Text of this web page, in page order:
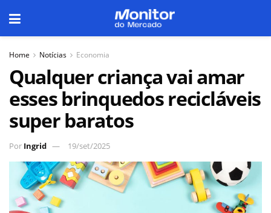
Home Notícias Economia
Qualquer criança vai amar
esses brinquedos recicláveis
super baratos
Por Ingrid 19/set/2025